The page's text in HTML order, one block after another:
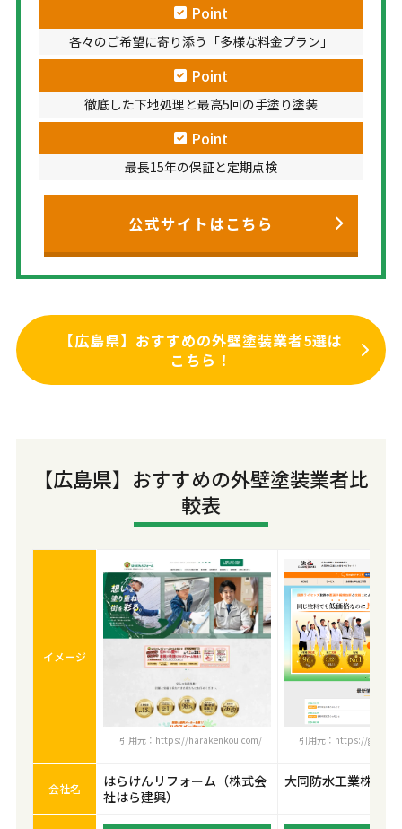
Point
各々のご希望に寄り添う「多様な料金プラン」
Point
徹底した下地処理と最高5回の手塗り塗装
Point
最長15年の保証と定期点検
公式サイトはこちら
【広島県】おすすめの外壁塗装業者5選は
こちら！
【広島県】おすすめの外壁塗装業者比
較表
イメージ
引用元：https://harakenkou.com/ 引用元：https://
会社名
はらけんリフォーム（株式会
社はら建興）
大同防水工業株式会